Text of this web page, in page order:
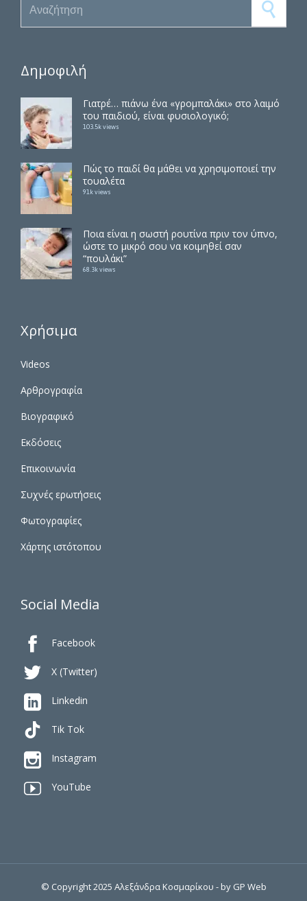
Δημοφιλή
Γιατρέ… πιάνω ένα «γρομπαλάκι» στο λαιμό
του παιδιού, είναι φυσιολογικό;
103.5k views
Πώς το παιδί θα μάθει να χρησιμοποιεί την
τουαλέτα
91k views
Ποια είναι η σωστή ρουτίνα πριν τον ύπνο,
ώστε το μικρό σου να κοιμηθεί σαν
“πουλάκι”
68.3k views
Χρήσιμα
Videos
Αρθρογραφία
Βιογραφικό
Εκδόσεις
Επικοινωνία
Συχνές ερωτήσεις
Φωτογραφίες
Χάρτης ιστότοπου
Social Media
 Facebook
 X (Twitter)
 Linkedin
Tik Tok
 Instagram
 YouTube
© Copyright 2025 Αλεξάνδρα Κοσμαρίκου - by GP Web